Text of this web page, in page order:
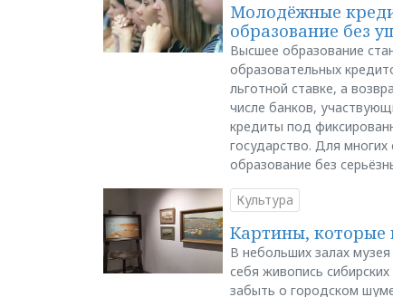
Молодёжные
образование без
Высшее образование
образовательных
льготной ставке, а
числе банков,
кредиты под
государство. Для
образование без
Культура
Картины, которые
В небольших залах
себя живопись
забыть о городском